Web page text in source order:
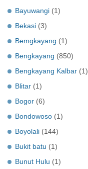
Bayuwangi (1)
Bekasi (3)
Bemgkayang (1)
Bengkayang (850)
Bengkayang Kalbar (1)
Blitar (1)
Bogor (6)
Bondowoso (1)
Boyolali (144)
Bukit batu (1)
Bunut Hulu (1)